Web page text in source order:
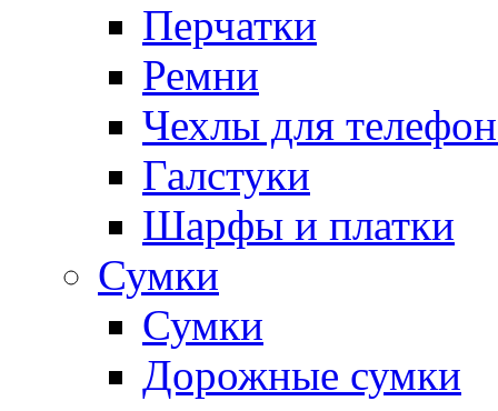
Перчатки
Ремни
Чехлы для
Галстуки
Шарфы и платки
Сумки
Сумки
Дорожные сумки